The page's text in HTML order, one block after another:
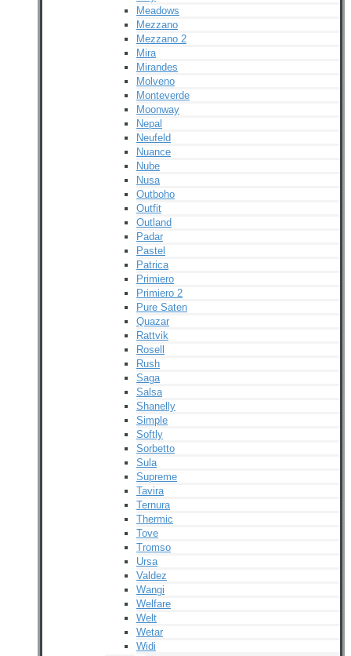
Meadows
Mezzano
Mezzano 2
Mira
Mirandes
Molveno
Monteverde
Moonway
Nepal
Neufeld
Nuance
Nube
Nusa
Outboho
Outfit
Outland
Padar
Pastel
Patrica
Primiero
Primiero 2
Pure Saten
Quazar
Rattvik
Rosell
Rush
Saga
Salsa
Shanelly
Simple
Softly
Sorbetto
Sula
Supreme
Tavira
Ternura
Thermic
Tove
Tromso
Ursa
Valdez
Wangi
Welfare
Welt
Wetar
Widi